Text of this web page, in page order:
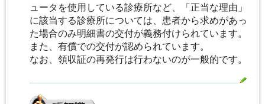
ュータを使用している診療所など、「正当な理由」
に該当する診療所については、患者から求めがあっ
た場合のみ明細書の交付が義務付けられています。
また、有償での交付が認められています。
なお、領収証の再発行は行わないのが一般的です。